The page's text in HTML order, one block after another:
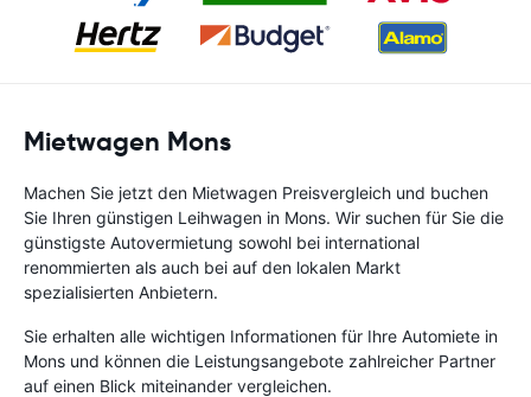
Mietwagen Mons
Machen Sie jetzt den Mietwagen Preisvergleich und buchen
Sie Ihren günstigen Leihwagen in Mons. Wir suchen für Sie die
günstigste Autovermietung sowohl bei international
renommierten als auch bei auf den lokalen Markt
spezialisierten Anbietern.
Sie erhalten alle wichtigen Informationen für Ihre Automiete in
Mons und können die Leistungsangebote zahlreicher Partner
auf einen Blick miteinander vergleichen.